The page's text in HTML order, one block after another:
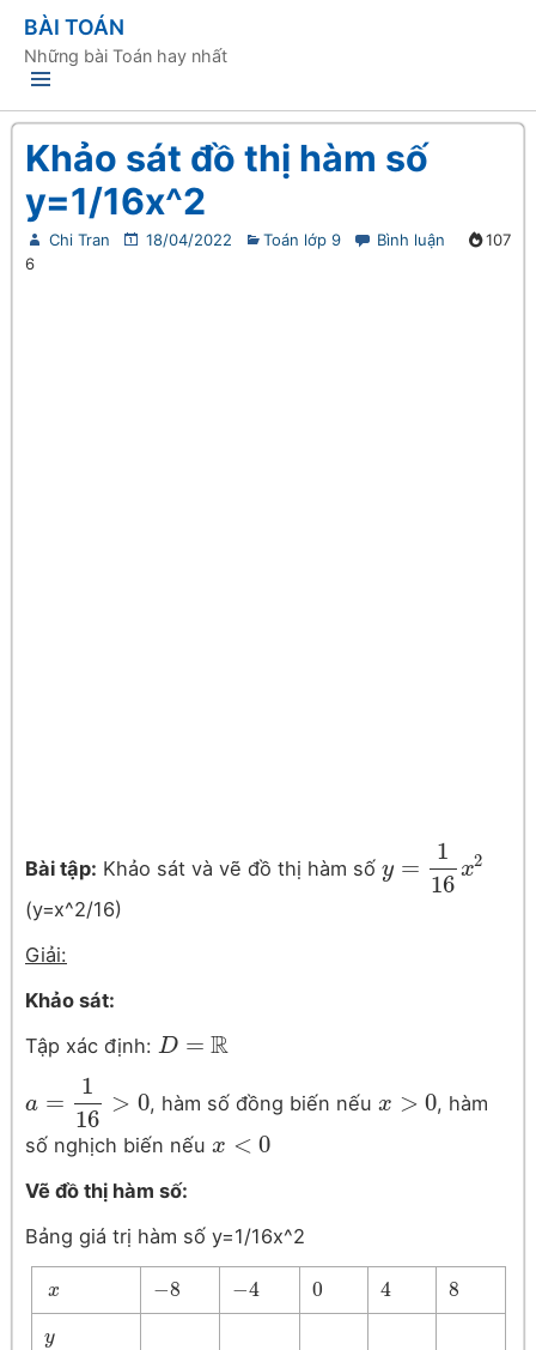
BÀI TOÁN
Những bài Toán hay nhất
Khảo sát đồ thị hàm số
y=1/16x^2
Chi Tran 18/04/2022 Toán lớp 9 Bình luận
107
6
Bài tập: Khảo sát và vẽ đồ thị hàm số y =
1
16
x2
y=116x2
(y=x^2/16)
Giải:
Khảo sát:
Tập xác định: D = R
D= R
a =
1
16
> 0
a=116>0 , hàm số đồng biến nếu x > 0
x>0
, hàm
số nghịch biến nếu x < 0
x< 0
Vẽ đồ thị hàm số:
Bảng giá trị hàm số y=1/16x^2
x
x −8
−8 −4
−4 0
0 4
4 8
8
y
y=